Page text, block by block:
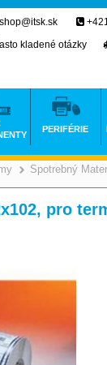
Spotrebný
pro
kladené otázky
PERIFÉRIE